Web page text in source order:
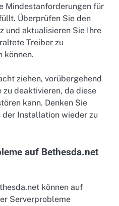
Mindestanforderungen für
Überprüfen Sie den
und aktualisieren Sie Ihre
Treiber zu
können.
ziehen, vorübergehend
deaktivieren, da diese
kann. Denken Sie
der Installation wieder zu
auf Bethesda.net
können auf
Serverprobleme